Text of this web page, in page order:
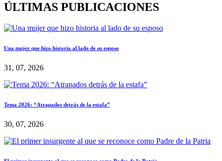
ÚLTIMAS PUBLICACIONES
Una mujer que hizo historia al lado de su esposo
31, 07, 2026
Tema 2026: “Atrapados detrás de la estafa”
30, 07, 2026